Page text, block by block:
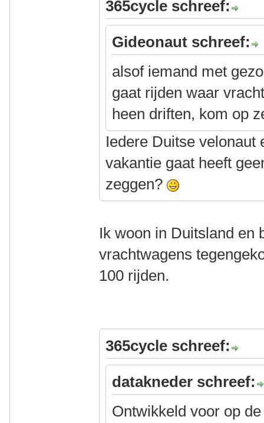
365cycle schreef:
Gideonaut schreef:
alsof iemand met
gaat rijden waar
heen driften, kom op
Iedere Duitse velonaut
vakantie gaat heeft
zeggen?
Ik woon in Duitsland en
vrachtwagens
100 rijden.
365cycle schreef:
datakneder schreef:
Ontwikkeld voor op